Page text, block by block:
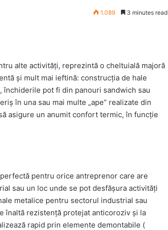
1.089 3 minutes read
alte activități, reprezintă o cheltuială majoră
și mult mai ieftină: construcția de hale
închiderile pot fi din panouri sandwich sau
în una sau mai multe „ape” realizate din
asigure un anumit confort termic, în funcție
pentru orice antreprenor care are
sau un loc unde se pot desfășura activități
metalice pentru sectorul industrial sau
înaltă rezistență protejat anticoroziv și la
rapid prin elemente demontabile (